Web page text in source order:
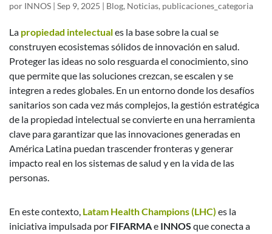
por INNOS | Sep 9, 2025 | Blog, Noticias, publicaciones_categoria
La propiedad intelectuales la base sobre la cual se
construyen ecosistemas sólidos de innovación en salud.
Proteger las ideas no solo resguarda el conocimiento, sino
que permite que las soluciones crezcan, se escalen y se
integren a redes globales. En un entorno donde los desafíos
sanitarios son cada vez más complejos, la gestión estratégica
de la propiedad intelectual se convierte en una herramienta
clave para garantizar que las innovaciones generadas en
América Latina puedan trascender fronteras y generar
impacto real en los sistemas de salud y en la vida de las
personas.
En este contexto, Latam Health Champions (LHC) es la
iniciativa impulsada por FIFARMAe INNOS que conecta a